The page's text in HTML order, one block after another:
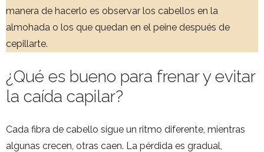
manera de hacerlo es observar los cabellos en la
almohada o los que quedan en el peine después de
cepillarte.
¿Qué es bueno para frenar y evitar
la caída capilar?
Cada fibra de cabello sigue un ritmo diferente, mientras
algunas crecen, otras caen. La pérdida es gradual,